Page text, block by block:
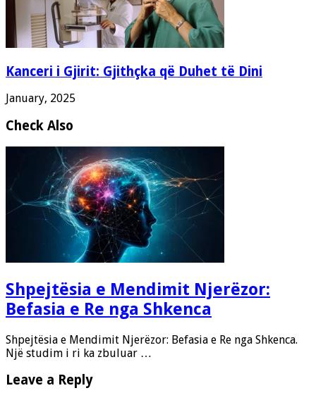
Kanceri i Gjirit: Gjithçka që Duhet të Dini
January, 2025
Check Also
Shpejtësia e Mendimit Njerëzor:
Befasia e Re nga Shkenca
Shpejtësia e Mendimit Njerëzor: Befasia e Re nga Shkenca.
Një studim i ri ka zbuluar …
Leave a Reply